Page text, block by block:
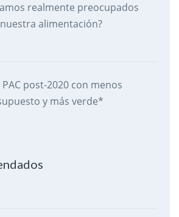
realmente preocupados
alimentación?
PAC post-2020 con menos
y más verde*